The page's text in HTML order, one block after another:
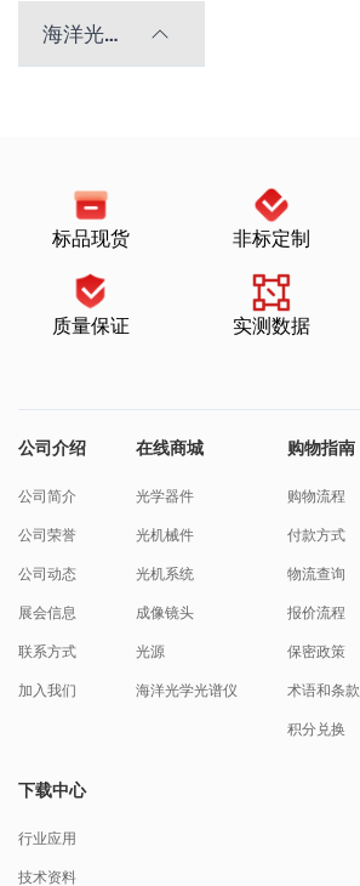
海洋光学光谱仪
标品现货 非标定制
质量保证 实测数据
公司介绍
公司简介
公司荣誉
公司动态
展会信息
联系方式
加入我们
在线商城
光学器件
光机械件
光机系统
成像镜头
光源
海洋光学光谱仪
购物指南
购物流程
付款方式
物流查询
报价流程
保密政策
术语和条款
积分兑换
下载中心
行业应用
技术资料